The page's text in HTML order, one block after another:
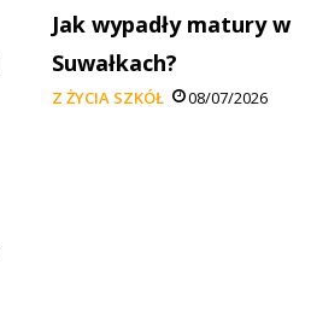
Jak wypadły matury w
Suwałkach?
Z ŻYCIA SZKÓŁ 08/07/2026